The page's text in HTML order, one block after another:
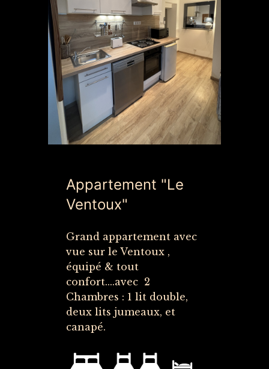
Appartement "Le
Ventoux"
Grand appartement avec
vue sur le Ventoux ,
équipé & tout
confort....avec 2
Chambres : 1 lit double,
deux lits jumeaux, et
canapé.